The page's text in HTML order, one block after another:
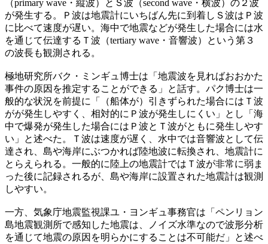
（primary wave・縦波）とＳ波（second wave・横波）の２波
が発生する。Ｐ波は地震計にいちばん先に到着しＳ波はＰ波
に比べて速度が遅い。海中で地震などが発生した場合には水
を通じて伝達するＴ波（tertiary wave・音響波）という第３
の波長も観測される。
極地研究所バク・ミンギュ博士は「地震波を見ればおおかた
事件の原因を推定することができる」と話す。パク博士は一
般的な状況を前提に「（船体が）引きずられた場合にはＴ波
がが発生しやすく、相対的にＰ波が発生しにくい」とし「海
中で爆発が発生した場合にはＰ波とＴ波がともに発生しやす
い」と述べた。Ｔ波は速度が遅く、水中では音響波として伝
達され、島や海岸にぶつかれば陸地波に転換され、地震計に
とらえられる。一般的に陸上の地震計ではＴ波が非常に弱ま
った後に記録されるが、島や海岸に設置された地震計は観測
しやすい。
一方、気象庁地震監視課ユ・ヨンギュ事務官は「ペンリョン
島地震観測所で感知した地震は、ノイズ水準なので波形分析
を通じて地震の原因を明らかにすることは不可能だ」と述べ